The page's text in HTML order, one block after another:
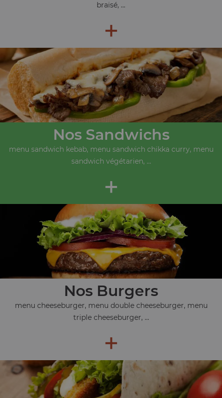
braisé, ...
+
Nos Sandwichs
menu sandwich kebab, menu sandwich chikka curry, menu
sandwich végétarien, ...
+
Nos Burgers
menu cheeseburger, menu double cheeseburger, menu
triple cheeseburger, ...
+